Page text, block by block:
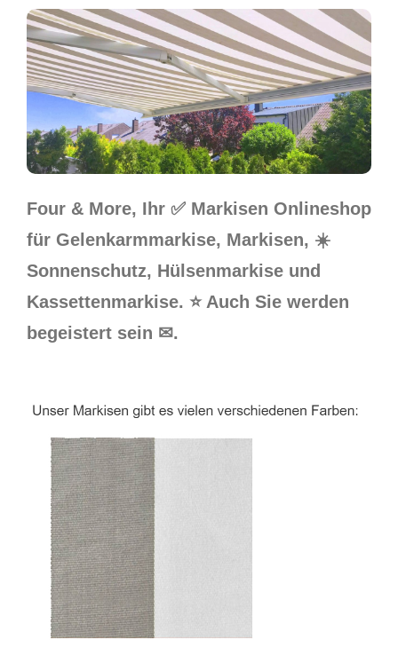
Four & More, Ihr ✅ Markisen Onlineshop
für Gelenkarmmarkise, Markisen, ☀️
Sonnenschutz, Hülsenmarkise und
Kassettenmarkise. ⭐ Auch Sie werden
begeistert sein ✉.